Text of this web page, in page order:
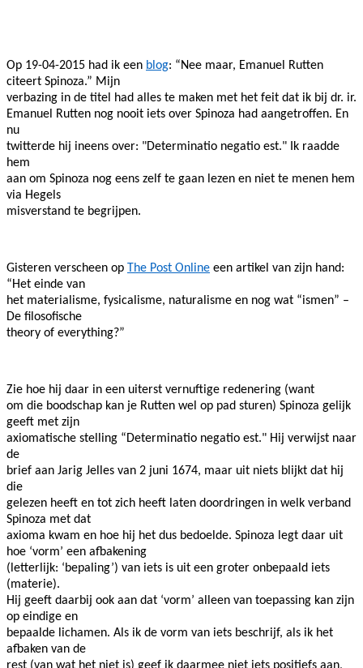
Op 19-04-2015 had ik een blog: “Nee maar, Emanuel Rutten
citeert Spinoza.” Mijn
verbazing in de titel had alles te maken met het feit dat ik bij dr. ir.
Emanuel Rutten nog nooit iets over Spinoza had aangetroffen. En
nu
twitterde hij ineens over: "Determinatio negatio est." Ik raadde
hem
aan om Spinoza nog eens zelf te gaan lezen en niet te menen hem
via Hegels
misverstand te begrijpen.
Gisteren verscheen op The Post Online een artikel van zijn hand:
“Het einde van
het materialisme, fysicalisme, naturalisme en nog wat “ismen” –
De filosofische
theory of everything?”
Zie hoe hij daar in een uiterst vernuftige redenering (want
om die boodschap kan je Rutten wel op pad sturen) Spinoza gelijk
geeft met zijn
axiomatische stelling “Determinatio negatio est." Hij verwijst naar
de
brief aan Jarig Jelles van 2 juni 1674, maar uit niets blijkt dat hij
die
gelezen heeft en tot zich heeft laten doordringen in welk verband
Spinoza met dat
axioma kwam en hoe hij het dus bedoelde. Spinoza legt daar uit
hoe ‘vorm’ een afbakening
(letterlijk: ‘bepaling’) van iets is uit een groter onbepaald iets
(materie).
Hij geeft daarbij ook aan dat ‘vorm’ alleen van toepassing kan zijn
op eindige en
bepaalde lichamen. Als ik de vorm van iets beschrijf, als ik het
afbaken van de